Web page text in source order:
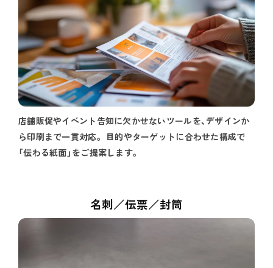
店舗販促やイベント告知に欠かせないツールを、デザインか
ら印刷まで一貫対応。 目的やターゲットに合わせた構成で
「伝わる紙面」をご提案します。
名刺／伝票／封筒